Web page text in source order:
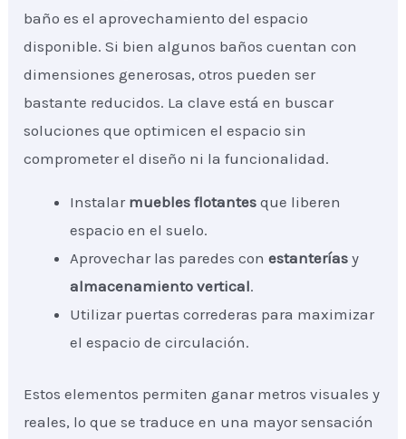
baño es el aprovechamiento del espacio
disponible. Si bien algunos baños cuentan con
dimensiones generosas, otros pueden ser
bastante reducidos. La clave está en buscar
soluciones que optimicen el espacio sin
comprometer el diseño ni la funcionalidad.
Instalar muebles flotantes que liberen
espacio en el suelo.
Aprovechar las paredes conestanterías y
almacenamiento vertical.
Utilizar puertas correderas para maximizar
el espacio de circulación.
Estos elementos permiten ganar metros visuales y
reales, lo que se traduce en una mayor sensación